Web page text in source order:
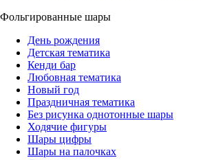
Фольгированные шары
День рождения
Детская тематика
Кенди бар
Любовная тематика
Новый год
Праздничная тематика
Без рисунка однотонные шары
Ходячие фигуры
Шары цифры
Шары на палочках